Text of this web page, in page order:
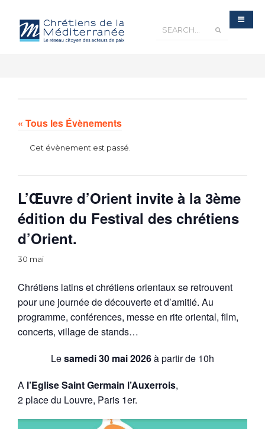
« Tous les Évènements
Cet évènement est passé.
L’Œuvre d’Orient invite à la 3ème
édition du Festival des chrétiens
d’Orient.
30 mai
Chrétiens latins et chrétiens orientaux se retrouvent
pour une journée de découverte et d’amitié. Au
programme, conférences, messe en rite oriental, film,
concerts, village de stands…
Lesamedi 30 mai 2026à partir de 10h
A l’Eglise Saint Germain l’Auxerrois,
2 place du Louvre, Paris 1er.